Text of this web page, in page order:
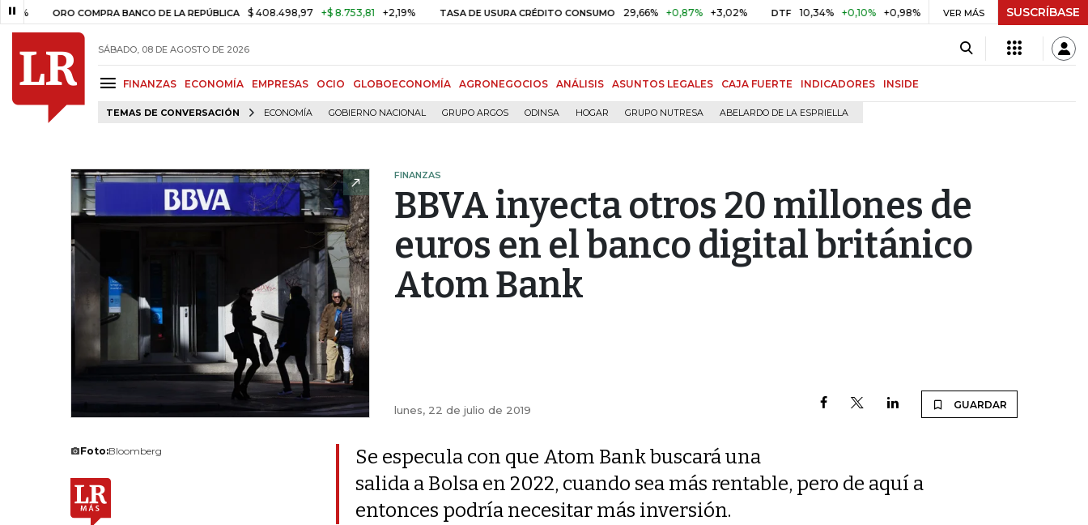
ORO COMPRA BANCO DE LA REPÚBLICA $ 408.498,97 +$ 8.753,81 +2,19% TASA DE USURA CRÉDITO CONSUMO 29,66% +0,87% +3,02% DTF 10,34% +0,10% +0,98% UVR $ 416,96 +$ 0,05 +0,01%
VER MÁS SUSCRÍBASE
SÁBADO, 08 DE AGOSTO DE 2026
FINANZAS ECONOMÍA EMPRESAS OCIO GLOBOECONOMÍA AGRONEGOCIOS ANÁLISIS ASUNTOS LEGALES CAJA FUERTE INDICADORES INSIDE
TEMAS DE CONVERSACIÓN ECONOMÍA GOBIERNO NACIONAL GRUPO ARGOS ODINSA HOGAR GRUPO NUTRESA ABELARDO DE LA ESPRIELLA
FINANZAS
BBVA inyecta otros 20 millones de
euros en el banco digital británico
Atom Bank
lunes, 22 de julio de 2019 GUARDAR
Foto:Bloomberg
Se especula con que Atom Bank buscará una
salida a Bolsa en 2022, cuando sea más rentable, pero de aquí a
entonces podría necesitar más inversión.